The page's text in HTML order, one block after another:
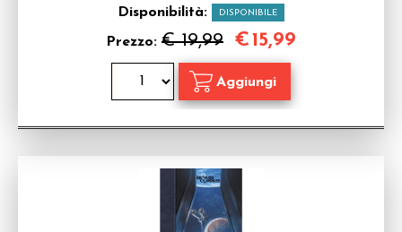
Disponibilità: DISPONIBILE
Prezzo: € 19,99 €15,99